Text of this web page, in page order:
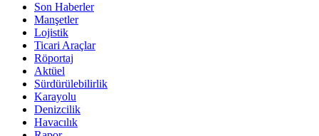
Son Haberler
Manşetler
Lojistik
Ticari Araçlar
Röportaj
Aktüel
Sürdürülebilirlik
Karayolu
Denizcilik
Havacılık